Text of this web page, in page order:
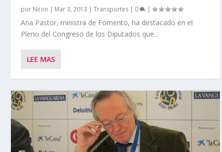
por Neon | Mar 3, 2013 |Transportes | 0 |
Ana Pastor, ministra de Fomento, ha destacado en el
Pleno del Congreso de los Diputados que...
LEE MAS